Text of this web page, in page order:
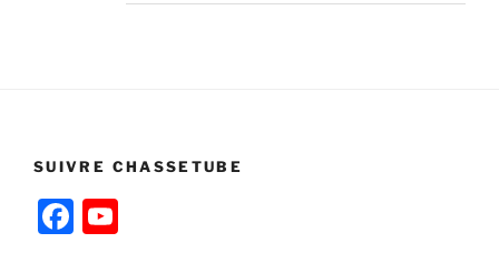
SUIVRE CHASSETUBE
F